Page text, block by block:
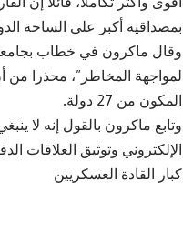
بمصداقية أكبر على الساحة
وقال ماكرون في خطاب بجامعة
لمواجهة المخاطر”، محذرا من
المكون من 27 دولة.
وتابع ماكرون بالقول إنه لا
الإلكتروني وتوثيق العلاقات
كبار القادة العسكريين